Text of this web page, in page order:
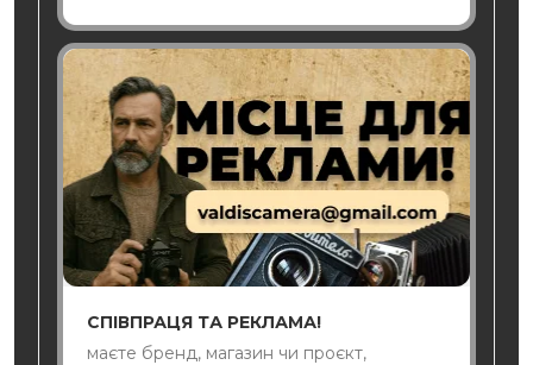
СПІВПРАЦЯ ТА РЕКЛАМА!
маєте бренд, магазин чи проєкт,